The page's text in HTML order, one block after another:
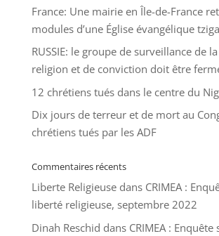
France: Une mairie en Île-de-France
modules d’une Église évangélique
RUSSIE: le groupe de surveillance de
religion et de conviction doit être
12 chrétiens tués dans le centre du
Dix jours de terreur et de mort au
chrétiens tués par les ADF
Commentaires récents
Liberte Religieusedans CRIMEA :
liberté religieuse, septembre 2022
Dinah Reschid dans CRIMEA :